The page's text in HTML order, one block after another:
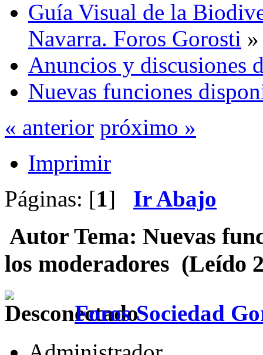
Guía Visual de la
Navarra. Foros Gorosti »
Anuncios y discusiones
Nuevas funciones
« anterior próximo »
Imprimir
Páginas: [1] Ir Abajo
Autor Tema: Nuevas
los moderadores (Leído
Foros Sociedad